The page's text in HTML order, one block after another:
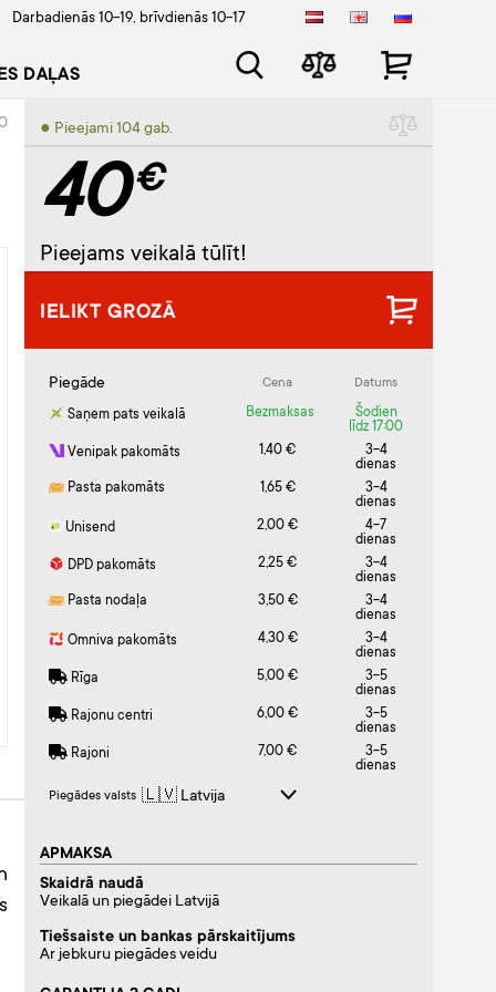
Darbadienās 10-19, brīvdienās 10-17
DAĻAS
● Pieejami 104 gab.
40€
Pieejams veikalā tūlīt!
IELIKT GROZĀ
Piegāde Cena Datums
Saņem pats veikalā Bezmaksas
Šodien
līdz 17:00
Venipak pakomāts
1,40 €
3-4
dienas
Pasta pakomāts
1,65 €
3-4
dienas
Unisend
2,00 €
4-7
dienas
DPD pakomāts
2,25 €
3-4
dienas
Pasta nodaļa
3,50 €
3-4
dienas
Omniva pakomāts
4,30 €
3-4
dienas
Rīga
5,00 €
3-5
dienas
Rajonu centri
6,00 €
3-5
dienas
Rajoni
7,00 €
3-5
dienas
Piegādes valsts
APMAKSA
Skaidrā naudā
Veikalā un piegādei Latvijā
Tiešsaiste un bankas pārskaitījums
Ar jebkuru piegādes veidu